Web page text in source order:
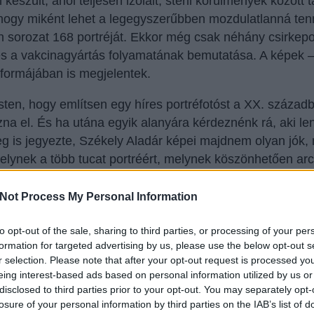
Process My Personal Information
opt-out of the sale, sharing to third parties, or processing of your
for targeted advertising by us, please use the below opt-out
selection. Please note that after your opt-out request is processed
interest-based ads based on personal information utilized by us
to third parties prior to your opt-out. You may separately
of your personal information by third parties on the IAB’s list of
miként lehet a legegyszerűbben mozdulatlanná
168 portréját. Ekkor még csak néhány
a vakcinagyártás folyamatának bemutatása. A képek –
is megjelentek.
hogy említsen egy híres portréfotóst a XX.
el. És ha utána egyik alanyára kérdeznénk rá, aki
is jegyezte, Székely Aladár képei majdnem olyan jók,
a több tucat portréért, melynek köszönhetően
testvér London dél-nyugati részén kerékpározott,
amíg csendesedik az eső, közben pedig úgy
abban a pillanatban, amikor a kép készült, beléjük